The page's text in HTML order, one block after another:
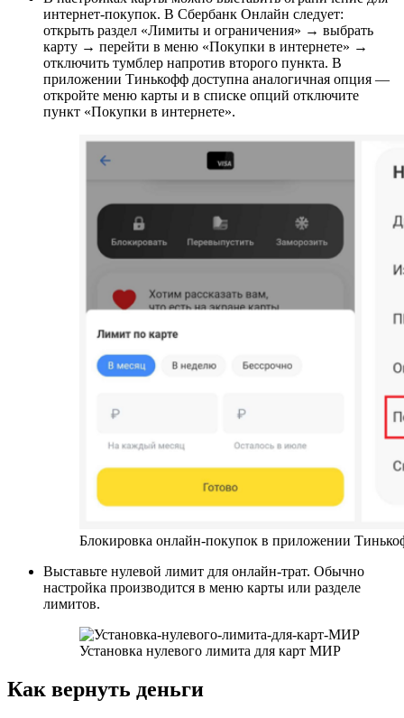
интернет-покупок. В Сбербанк Онлайн следует:
открыть раздел «Лимиты и ограничения» → выбрать
карту → перейти в меню «Покупки в интернете» →
отключить тумблер напротив второго пункта. В
приложении Тинькофф доступна аналогичная опция —
откройте меню карты и в списке опций отключите
пункт «Покупки в интернете».
Блокировка онлайн-покупок в приложении
Выставьте нулевой лимит для онлайн-трат. Обычно
настройка производится в меню карты или разделе
лимитов.
Установка нулевого лимита для карт МИР
Как вернуть деньги